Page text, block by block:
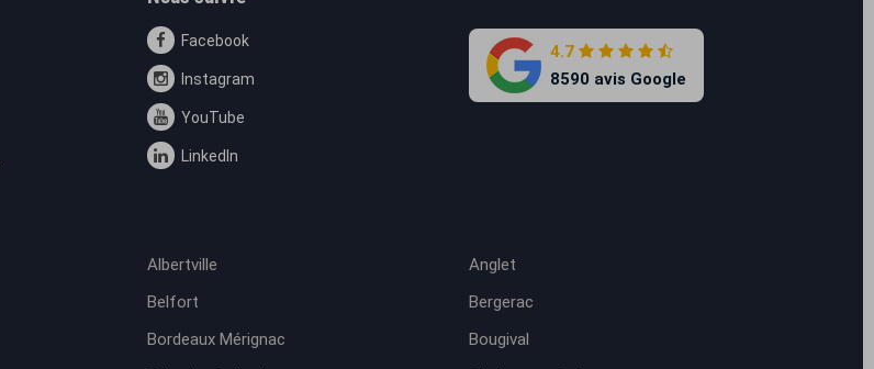
Facebook
Instagram
YouTube
LinkedIn
4.7
8590 avis Google
Albertville
Anglet
Belfort
Bergerac
Bordeaux Mérignac
Bougival